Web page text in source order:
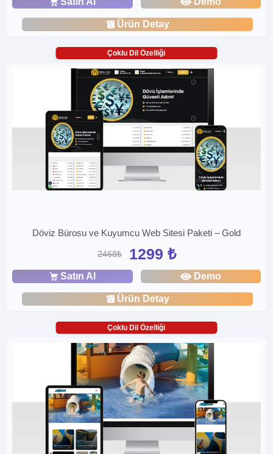
Ürün Detay
Çoklu Dil Özelliği
Döviz Bürosu ve Kuyumcu Web Sitesi Paketi – Gold
2468₺ 1299 ₺
Satın Al Demo
Ürün Detay
Çoklu Dil Özelliği